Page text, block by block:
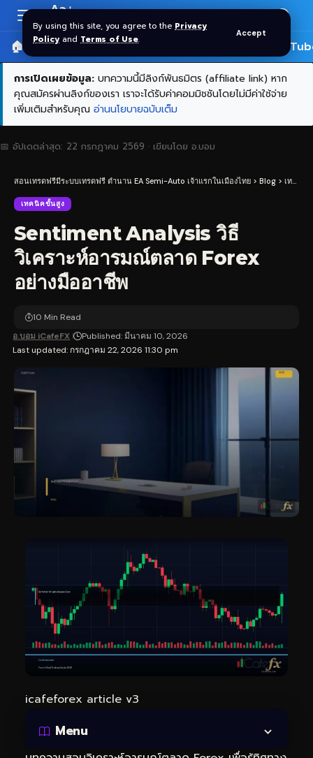
By using this site, you agree to the Privacy
Policy and Terms of Use.
Accept
Resizer
Aa
🏠 หน้าแรก ราคาทอง SPDR 🎬
การเปิดเผยข้อมูล: บทความนี้มีลิงก์พันธมิตร (affiliate link) หาก
คุณสมัครผ่านลิงก์ของเรา เราจะได้รับค่าคอมมิชชันโดยไม่มีค่าใช้จ่าย
เพิ่มเติมสำหรับคุณ อ่านนโยบายฉบับเต็ม
📅 อัปเดตล่าสุด: 22 กรกฎาคม 2569 · เขียนโดย อ.บอม
สอนเทรดฟรีมีระบบเทรดฟรี ตำนาน EA Semi-Auto เจ้าแรกในเมืองไทย > Blog > เทคนิคขั้นสูง
เทคนิคขั้นสูง
Sentiment Analysis วิธี
วิเคราะห์อารมณ์ตลาด Forex
อย่างมืออาชีพ
Last updated: กรกฎาคม 22, 2026 11:30 pm
อ.บอม iCafeFX Published: มีนาคม 10, 2026
10 Min Read
icafeforex article v3
Menu